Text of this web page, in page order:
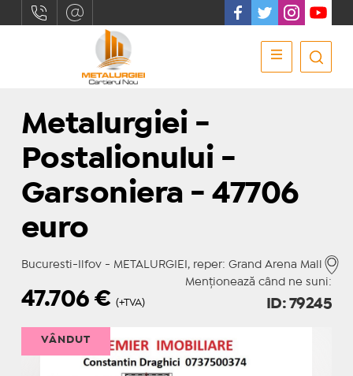
Metalurgiei -
Postalionului -
Garsoniera - 47706
euro
Bucuresti-Ilfov - METALURGIEI, reper: Grand Arena Mall
Menționează când ne suni:
47.706€ (+TVA) ID: 79245
VÂNDUT